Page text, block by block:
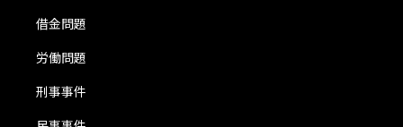
借金問題
労働問題
刑事事件